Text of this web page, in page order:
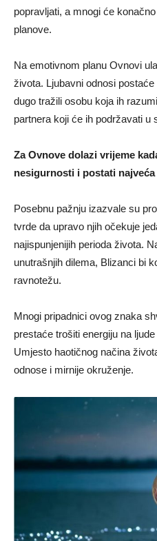
popravljati, a mnogi će
planove.
Na emotivnom planu Ovnovi
života. Ljubavni odnosi
dugo tražili osobu koja ih
partnera koji će ih podržavati u
Za Ovnovе dolazi vrijeme
nesigurnosti i postati
Posebnu pažnju izazvale su
tvrde da upravo njih očekuje
najispunjenijih perioda života.
unutrašnjih dilema, Blizanci bi
ravnotežu.
Mnogi pripadnici ovog znaka
prestaće trošiti energiju na
Umjesto haotičnog načina
odnose i mirnije okruženje.